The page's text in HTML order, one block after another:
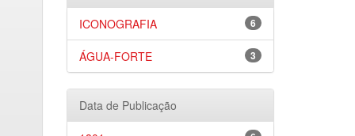
6
ICONOGRAFIA
3
ÁGUA-FORTE
Data de Publicação